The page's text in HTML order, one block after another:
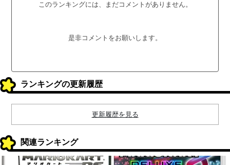
このランキングには、まだコメントがありません。
是非コメントをお願いします。
ランキングの更新履歴
更新履歴を見る
関連ランキング